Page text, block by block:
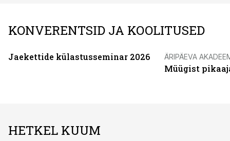
KONVERENTSID JA KOOLITUSED
Jaekettide külastusseminar 2026 ÄRIPÄEVA
Müügist
HETKEL KUUM